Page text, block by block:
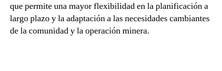
que permite una mayor flexibilidad en la planificación a
largo plazo y la adaptación a las necesidades cambiantes
de la comunidad y la operación minera.